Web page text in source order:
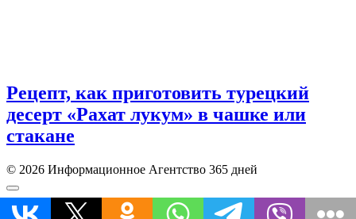
Рецепт, как приготовить турецкий
десерт «Рахат лукум» в чашке или
стакане
© 2026 Информационное Агентство 365 дней